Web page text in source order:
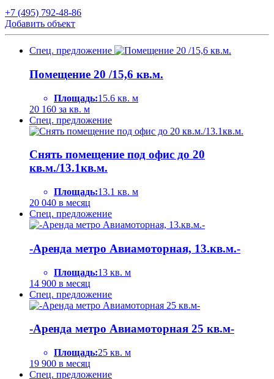
+7 (495) 792-48-86
Добавить объект
Спец. предложение
Помещение 20 /15,6 кв.м.
Площадь:15.6 кв. м
20 160 за кв. м
Спец. предложение
Снять помещение под офис до 20
кв.м./13.1кв.м.
Площадь:13.1 кв. м
20 040 в месяц
Спец. предложение
-Аренда метро Авиамоторная, 13.кв.м.-
Площадь:13 кв. м
14 900 в месяц
Спец. предложение
-Аренда метро Авиамоторная 25 кв.м-
Площадь:25 кв. м
19 900 в месяц
Спец. предложение